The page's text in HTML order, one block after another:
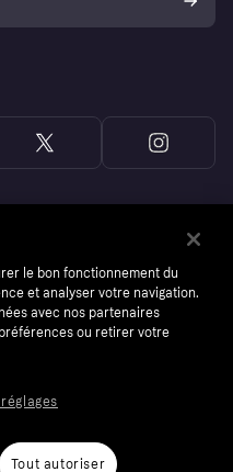
le bon fonctionnement du
et analyser votre navigation.
avec nos partenaires
ou retirer votre
Tout autoriser